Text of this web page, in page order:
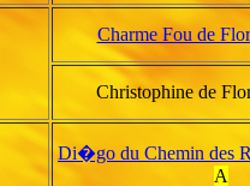
Charme Fou de
Christophine de
Di�go du Chemin des
A